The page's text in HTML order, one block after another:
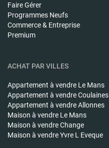
Faire Gérer
Programmes Neufs
Commerce & Entreprise
Premium
ACHAT PAR VILLES
Appartement à vendre Le Mans
Appartement à vendreCoulaines
Appartement à vendreAllonnes
Maison à vendre Le Mans
Maison à vendreChange
Maison à vendreYvre L Eveque